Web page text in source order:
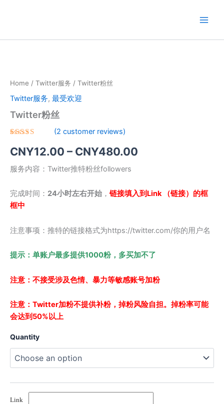
容
Home / Twitter服务 / Twitter粉丝
Twitter服务, 最受欢迎
Twitter粉丝
3.50
out of
5
based
ratings
(2 customer reviews)
CNY12.00 – CNY480.00
服务内容：Twitter推特粉丝followers
完成时间： 24小时左右开始 ， 链接填入到Link （链接）的框
框中
注意事项：推特的链接格式为https://twitter.com/你的用户名
提示：单账户最多提供1000粉，多买加不了
注意：不接受涉及色情、暴力等敏感账号加粉
注意：Twitter加粉不提供补粉，掉粉风险自担。掉粉率可能
会达到50%以上
Quantity
Link